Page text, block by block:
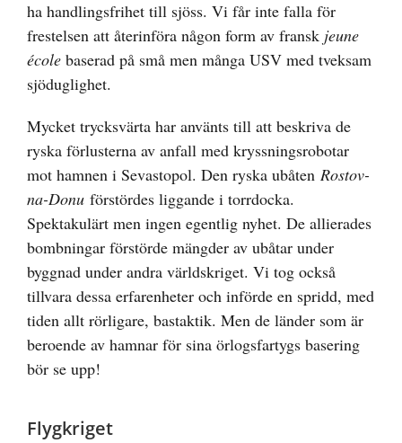
ha handlingsfrihet till sjöss. Vi får inte falla för
frestelsen att återinföra någon form av fransk jeune
école baserad på små men många USV med tveksam
sjöduglighet.
Mycket trycksvärta har använts till att beskriva de
ryska förlusterna av anfall med kryssningsrobotar
mot hamnen i Sevastopol. Den ryska ubåten Rostov-
na-Donu förstördes liggande i torrdocka.
Spektakulärt men ingen egentlig nyhet. De allierades
bombningar förstörde mängder av ubåtar under
byggnad under andra världskriget. Vi tog också
tillvara dessa erfarenheter och införde en spridd, med
tiden allt rörligare, bastaktik. Men de länder som är
beroende av hamnar för sina örlogsfartygs basering
bör se upp!
Flygkriget